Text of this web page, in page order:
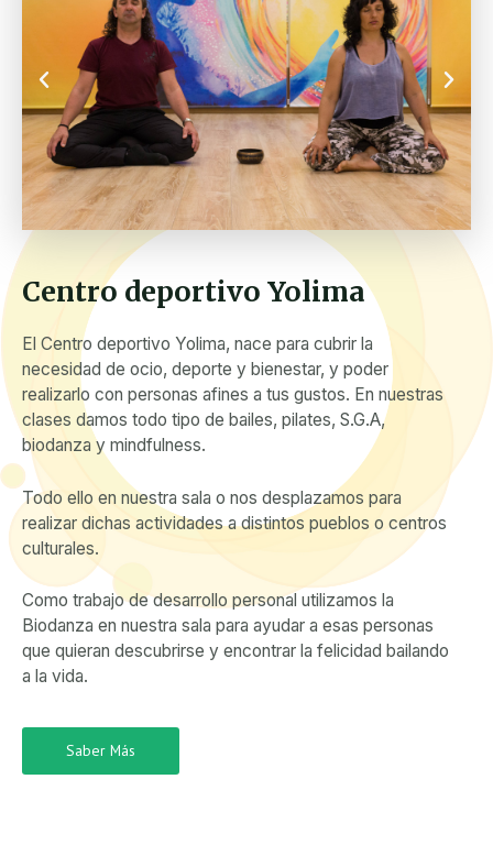
Centro deportivo Yolima
El Centro deportivo Yolima, nace para cubrir la
necesidad de ocio, deporte y bienestar, y poder
realizarlo con personas afines a tus gustos. En nuestras
clases damos todo tipo de bailes, pilates, S.G.A,
biodanza y mindfulness.
Todo ello en nuestra sala o nos desplazamos para
realizar dichas actividades a distintos pueblos o centros
culturales.
Como trabajo de desarrollo personal utilizamos la
Biodanza en nuestra sala para ayudar a esas personas
que quieran descubrirse y encontrar la felicidad bailando
a la vida.
Saber Más